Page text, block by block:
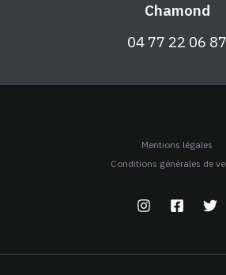
Chamond
04 77 22 06 87
Mentions légales
Conditions générales de